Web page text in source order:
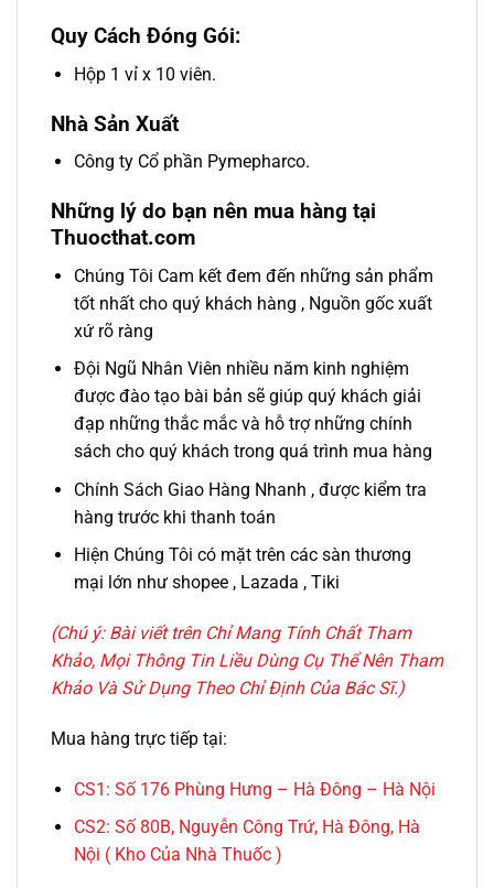
Quy Cách Đóng Gói:
Hộp 1 vỉ x 10 viên.
Nhà Sản Xuất
Công ty Cổ phần Pymepharco.
Những lý do bạn nên mua hàng tại
Thuocthat.com
Chúng Tôi Cam kết đem đến những sản phẩm
tốt nhất cho quý khách hàng , Nguồn gốc xuất
xứ rõ ràng
Đội Ngũ Nhân Viên nhiều năm kinh nghiệm
được đào tạo bài bản sẽ giúp quý khách giải
đạp những thắc mắc và hỗ trợ những chính
sách cho quý khách trong quá trình mua hàng
Chính Sách Giao Hàng Nhanh , được kiểm tra
hàng trước khi thanh toán
Hiện Chúng Tôi có mặt trên các sàn thương
mại lớn như shopee , Lazada , Tiki
(Chú ý: Bài viết trên Chỉ Mang Tính Chất Tham
Khảo, Mọi Thông Tin Liều Dùng Cụ Thể Nên Tham
Khảo Và Sử Dụng Theo Chỉ Định Của Bác Sĩ.)
Mua hàng trực tiếp tại:
CS1: Số 176 Phùng Hưng – Hà Đông – Hà Nội
CS2: Số 80B, Nguyễn Công Trứ, Hà Đông, Hà
Nội ( Kho Của Nhà Thuốc )